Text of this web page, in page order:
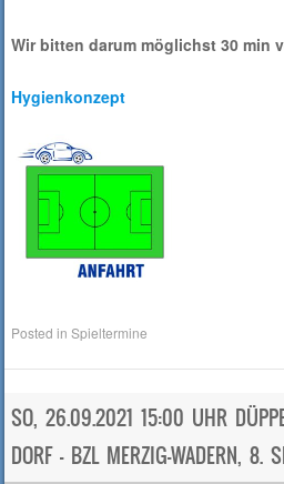
Wir bitten darum möglichst 30 min
Hygienkonzept
Posted inSpieltermine
SO, 26.09.2021 15:00 UHR
DORF – BZL MERZIG-WADERN, 8.